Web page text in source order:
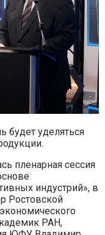
будет уделяться
пленарная сессия
индустрий», в
Ростовской
РАН,